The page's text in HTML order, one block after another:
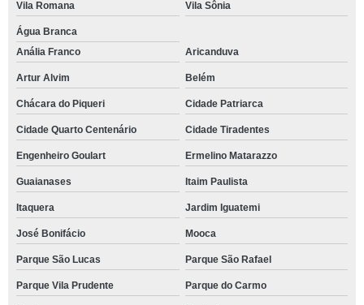
Vila Romana Vila Sônia
Água Branca
Anália Franco
Aricanduva
Artur Alvim Belém
Chácara do Piqueri Cidade Patriarca
Cidade Quarto Centenário Cidade Tiradentes
Engenheiro Goulart Ermelino Matarazzo
Guaianases Itaim Paulista
Itaquera Jardim Iguatemi
José Bonifácio Mooca
Parque São Lucas Parque São Rafael
Parque Vila Prudente Parque do Carmo